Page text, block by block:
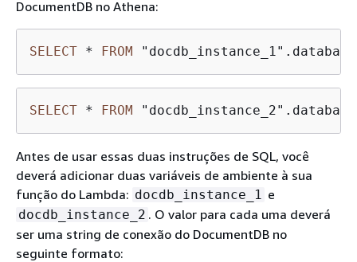
DocumentDB no Athena:
SELECT * FROM
SELECT * FROM
Antes de usar essas duas instruções de SQL, você
deverá adicionar duas variáveis de ambiente à sua
função do Lambda: docdb_instance_1 e
docdb_instance_2 . O valor para cada uma deverá
ser uma string de conexão do DocumentDB no
seguinte formato: